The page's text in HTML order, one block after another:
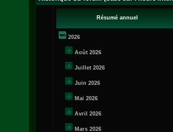
Résumé annuel
2026
Août 2026
Juillet 2026
Juin 2026
Mai 2026
Avril 2026
Mars 2026